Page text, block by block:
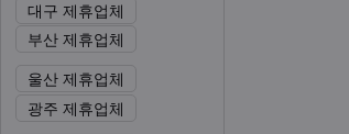
대구 제휴업체
부산 제휴업체
울산 제휴업체
광주 제휴업체